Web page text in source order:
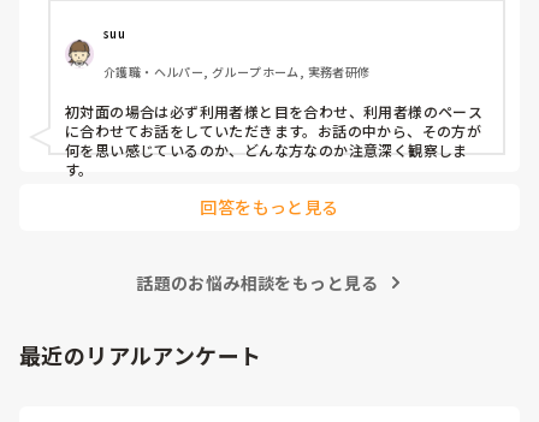
suu
介護職・ヘルパー, グループホーム, 実務者研修
初対面の場合は必ず利用者様と目を合わせ、利用者様のペース
に合わせてお話をしていただきます。お話の中から、その方が
何を思い感じているのか、どんな方なのか注意深く観察しま
す。
回答をもっと見る
話題のお悩み相談をもっと見る
最近のリアルアンケート